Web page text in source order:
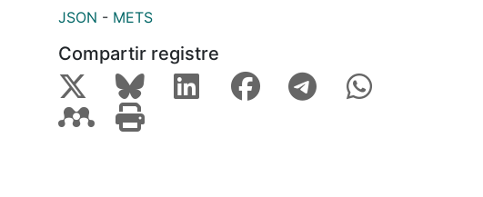
JSON - METS
Compartir registre